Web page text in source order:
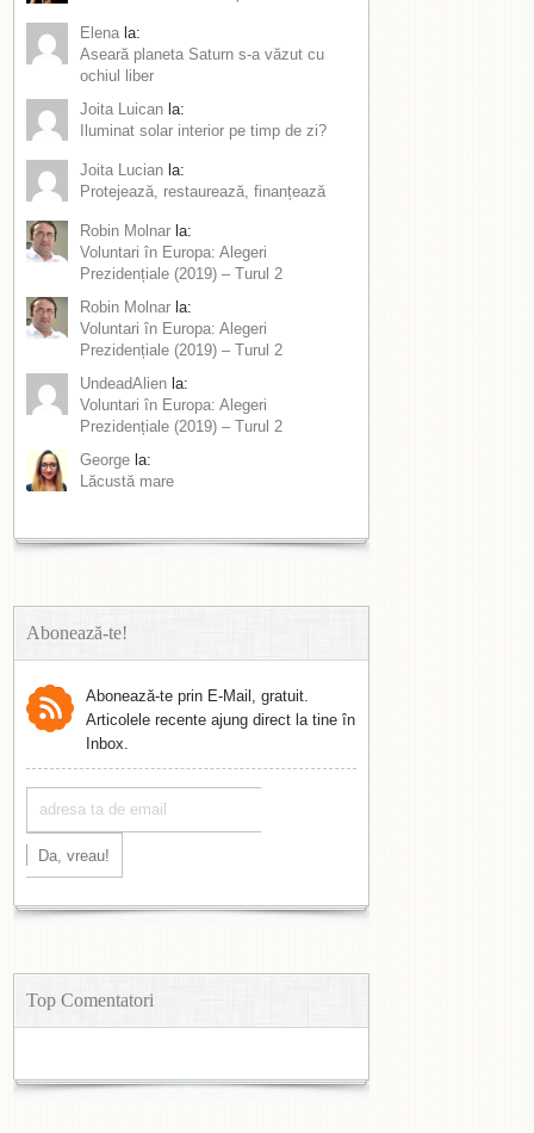
Elena la:
Aseară planeta Saturn s-a văzut cu
ochiul liber
Joita Luican la:
Iluminat solar interior pe timp de zi?
Joita Lucian la:
Protejează, restaurează, finanțează
Robin Molnar la:
Voluntari în Europa: Alegeri
Prezidențiale (2019) – Turul 2
Robin Molnar la:
Voluntari în Europa: Alegeri
Prezidențiale (2019) – Turul 2
UndeadAlien la:
Voluntari în Europa: Alegeri
Prezidențiale (2019) – Turul 2
George la:
Lăcustă mare
Abonează-te!
Abonează-te prin E-Mail, gratuit.
Articolele recente ajung direct la tine în
Inbox.
Top Comentatori